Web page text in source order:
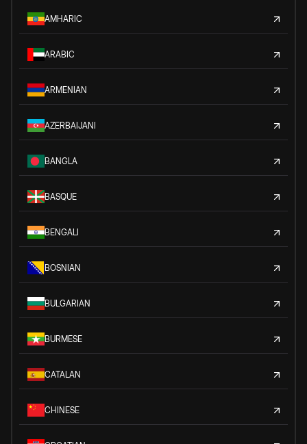
AMHARIC
ARABIC
ARMENIAN
AZERBAIJANI
BANGLA
BASQUE
BENGALI
BOSNIAN
BULGARIAN
BURMESE
CATALAN
CHINESE